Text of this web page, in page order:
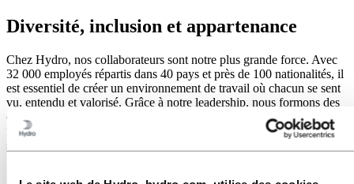
Diversité, inclusion et appartenance
Chez Hydro, nos collaborateurs sont notre plus grande force. Avec
32 000 employés répartis dans 40 pays et près de 100 nationalités, il
est essentiel de créer un environnement de travail où chacun se sent
vu, entendu et valorisé. Grâce à notre leadership, nous formons des
équipes inclusives, stimulant l'innovation et la croissance, et
favorisons une culture où chacun peut éprouver un véritable
sentiment d'appartenance.